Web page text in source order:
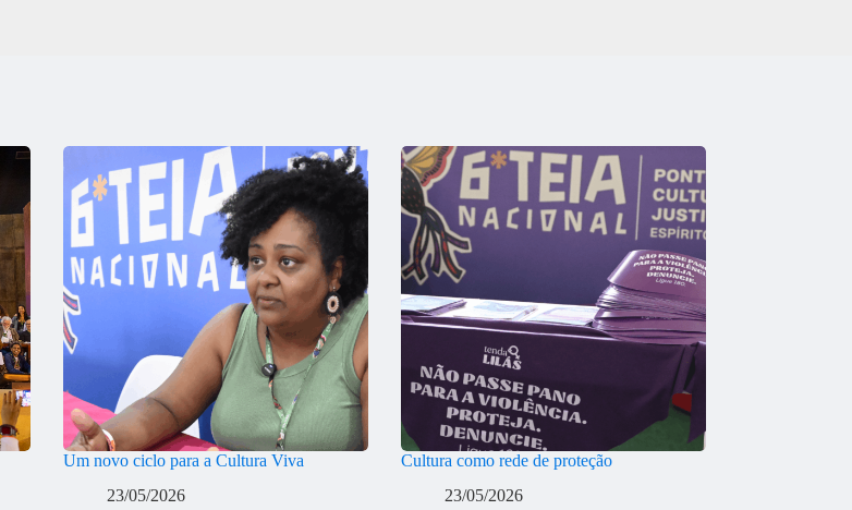
Um novo ciclo para a Cultura Viva
23/05/2026
Cultura como rede de proteção
23/05/2026